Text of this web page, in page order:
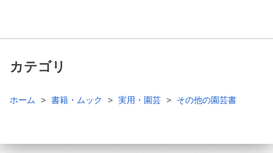
カテゴリ
ホーム 書籍・ムック 実用・園芸 その他の園芸書